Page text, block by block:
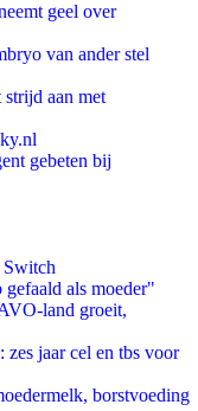
geel over
van ander stel
aan met
gebeten bij
Switch
als moeder"
land groeit,
zes jaar cel en tbs voor
borstvoeding